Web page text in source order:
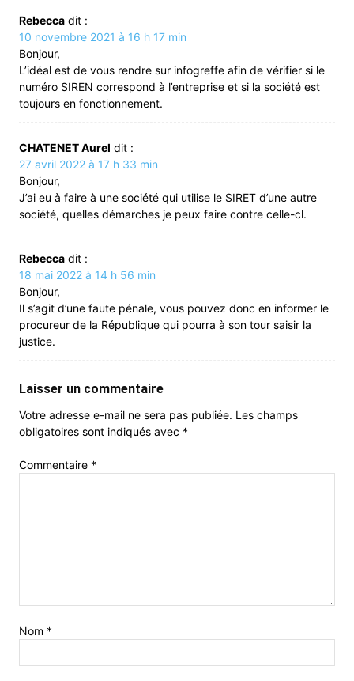
Rebecca dit :
10 novembre 2021 à 16 h 17 min
Bonjour,
L’idéal est de vous rendre sur infogreffe afin de vérifier si le
numéro SIREN correspond à l’entreprise et si la société est
toujours en fonctionnement.
CHATENET Aurel dit :
27 avril 2022 à 17 h 33 min
Bonjour,
J’ai eu à faire à une société qui utilise le SIRET d’une autre
société, quelles démarches je peux faire contre celle-cl.
Rebecca dit :
18 mai 2022 à 14 h 56 min
Bonjour,
Il s’agit d’une faute pénale, vous pouvez donc en informer le
procureur de la République qui pourra à son tour saisir la
justice.
Laisser un commentaire
Votre adresse e-mail ne sera pas publiée. Les champs
obligatoires sont indiqués avec *
Commentaire *
Nom *